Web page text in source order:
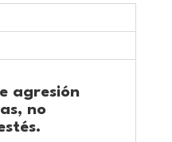
agresión
no